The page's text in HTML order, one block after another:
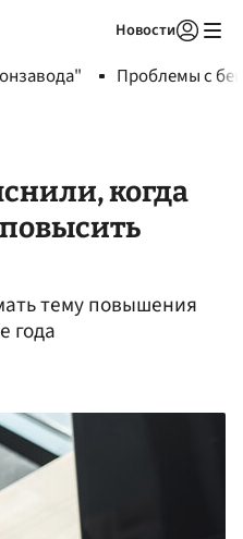
Новости
Проблемы с
когда
тему повышения
года